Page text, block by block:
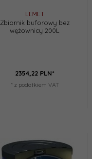
LEMET
Zbiornik buforowy bez
wężownicy 200L
2354,22 PLN*
* z podatkiem VAT